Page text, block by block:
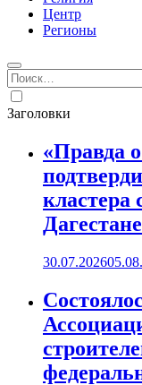
Центр
Регионы
Найти:
Заголовки
«Правда
кластера
Дагестане
30.07.2026